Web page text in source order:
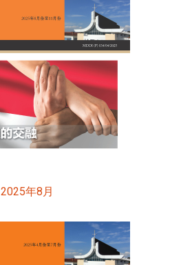
2025年8月